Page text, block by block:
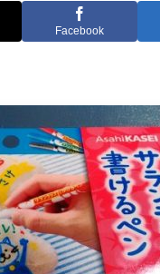
Facebook